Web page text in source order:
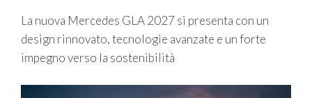
La nuova Mercedes GLA 2027 si presenta con un
design rinnovato, tecnologie avanzate e un forte
impegno verso la sostenibilità